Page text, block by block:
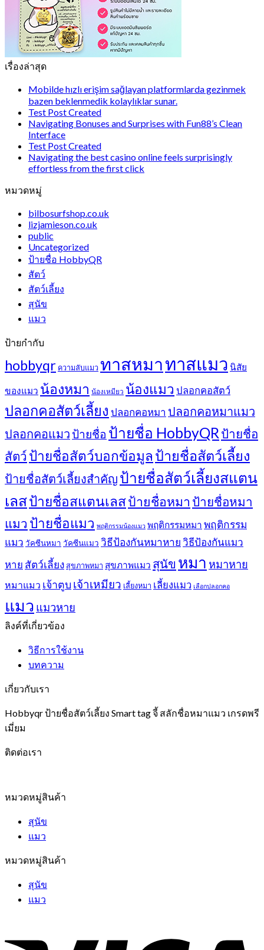
เรื่องล่าสุด
Mobilde hızlı erişim sağlayan platformlarda gezinmek
bazen beklenmedik kolaylıklar sunar.
Test Post Created
Navigating Bonuses and Surprises with Fun88’s Clean
Interface
Test Post Created
Navigating the best casino online feels surprisingly
effortless from the first click
หมวดหมู่
bilbosurfshop.co.uk
lizjamieson.co.uk
public
Uncategorized
ป้ายชื่อ HobbyQR
สัตว์
สัตว์เลี้ยง
สุนัข
แมว
ป้ายกำกับ
hobbyqr ความลับแมว ทาสหมาทาสแมว นิสัย
ของแมว น้องหมา น้องเหมียว น้องแมว ปลอกคอสัตว์
ปลอกคอสัตว์เลี้ยง ปลอกคอหมา ปลอกคอหมาแมว
ปลอกคอแมว ป้ายชื่อ ป้ายชื่อ HobbyQR ป้ายชื่อ
สัตว์ ป้ายชื่อสัตว์บอกข้อมูล ป้ายชื่อสัตว์เลี้ยง
ป้ายชื่อสัตว์เลี้ยงสำคัญ ป้ายชื่อสัตว์เลี้ยงสแตน
เลสป้ายชื่อสแตนเลสป้ายชื่อหมา ป้ายชื่อหมา
แมว ป้ายชื่อแมว พฤติกรรมน้องแมว พฤติกรรมหมา พฤติกรรม
แมว วัคซีนหมา วัคซีนแมว วิธีป้องกันหมาหายวิธีป้องกันแมว
หาย สัตว์เลี้ยง สุขภาพหมา สุขภาพแมว สุนัข หมา หมาหาย
หมาแมว เจ้าตูบ เจ้าเหมียว เลี้ยงหมา เลี้ยงแมว เลือกปลอกคอ
แมว แมวหาย
ลิงค์ที่เกี่ยวข้อง
วิธีการใช้งาน
บทความ
เกี่ยวกับเรา
Hobbyqr ป้ายชื่อสัตว์เลี้ยง Smart tag จี้ สลักชื่อหมาแมว เกรดพรี
เมี่ยม
ติดต่อเรา
หมวดหมู่สินค้า
สุนัข
แมว
หมวดหมู่สินค้า
สุนัข
แมว